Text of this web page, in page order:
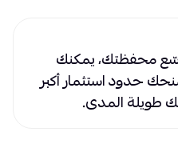
محفظتك، يمكنك
حدود استثمار أكبر
طويلة المدى.